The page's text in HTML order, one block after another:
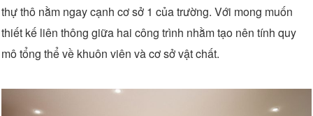
thự thô nằm ngay cạnh cơ sở 1 của trường. Với mong muốn
thiết kế liên thông giữa hai công trình nhằm tạo nên tính quy
mô tổng thể về khuôn viên và cơ sở vật chất.